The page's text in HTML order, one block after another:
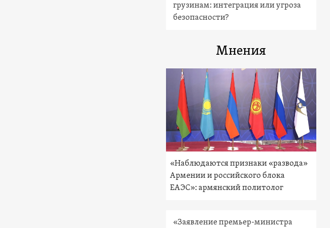
грузинам: интеграция или угроза
безопасности?
Мнения
«Наблюдаются признаки «развода»
Армении и российского блока
ЕАЭС»: армянский политолог
«Заявление премьер-министра